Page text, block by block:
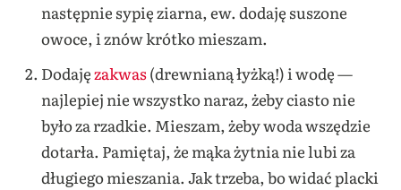
następnie sypię ziarna, ew. dodaję suszone
owoce, i znów krótko mieszam.
Dodajęzakwas(drewnianą łyżką!) i wodę —
najlepiej nie wszystko naraz, żeby ciasto nie
było za rzadkie. Mieszam, żeby woda wszędzie
dotarła. Pamiętaj, że mąka żytnia nie lubi za
długiego mieszania. Jak trzeba, bo widać placki